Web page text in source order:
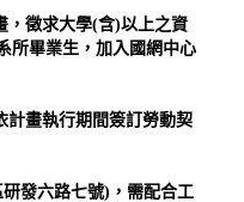
，徵求大學(含)以上之資
所畢業生，加入國網中心
計畫執行期間簽訂勞動契
發六路七號)，需配合工